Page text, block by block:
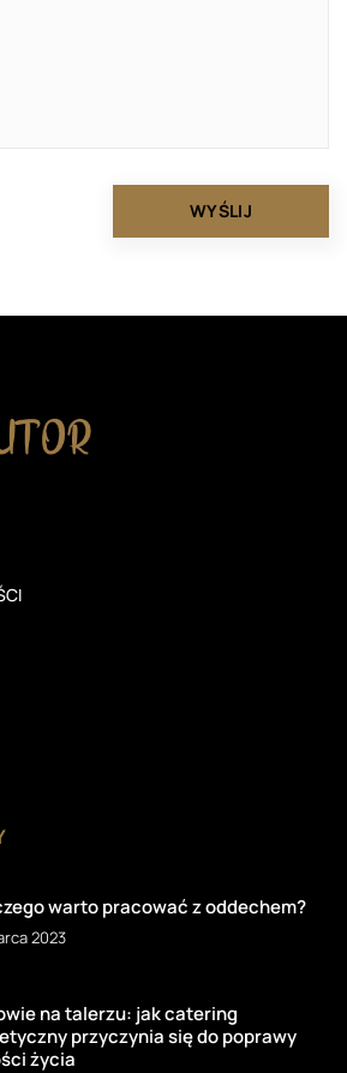
warto pracować z oddechem?
2023
na talerzu: jak catering
przyczynia się do poprawy
życia